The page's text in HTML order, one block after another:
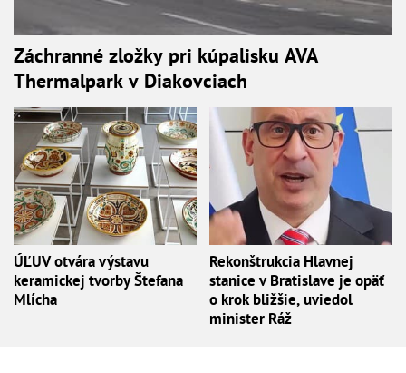
Záchranné zložky pri kúpalisku AVA
Thermalpark v Diakovciach
ÚĽUV otvára výstavu
keramickej tvorby Štefana
Mlícha
Rekonštrukcia Hlavnej
stanice v Bratislave je opäť
o krok bližšie, uviedol
minister Ráž